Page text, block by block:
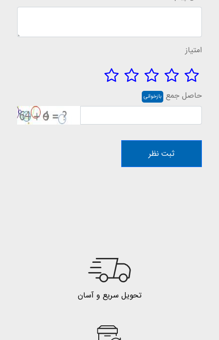
امتیاز
حاصل جمع بازخوانی
ثبت نظر
تحویل سریع و آسان